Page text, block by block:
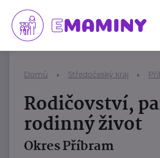
Domů Středočeský kraj
Rodičovství,
rodinný život
Okres Příbram